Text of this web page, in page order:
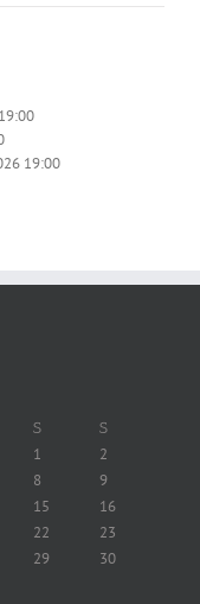
19:00
S S
1
2
8
9
15
16
22
23
29
30